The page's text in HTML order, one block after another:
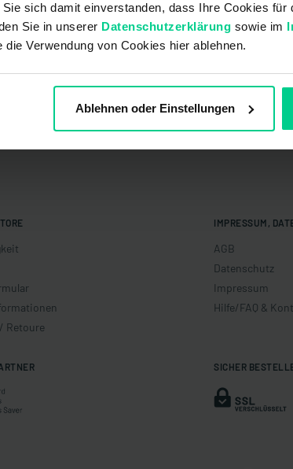
sich damit einverstanden, dass Ihre Cookies für
Sie in unserer Datenschutzerklärung sowie im
Verwendung von Cookies hier ablehnen.
Ablehnen oder Einstellungen
Retoure
IMPRESSUM,
AGB
Datenschutz
Impressum
Hilfe/FAQ &
SICHER